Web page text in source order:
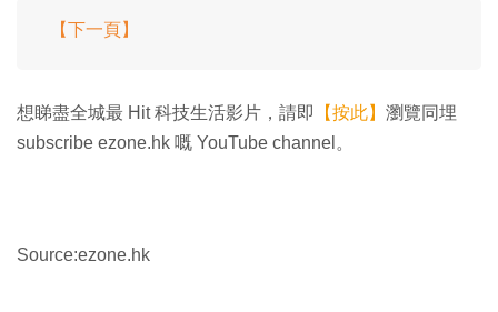
【下一頁】
想睇盡全城最 Hit 科技生活影片，請即 【按此】 瀏覽同埋
subscribe ezone.hk 嘅 YouTube channel。
Source:ezone.hk